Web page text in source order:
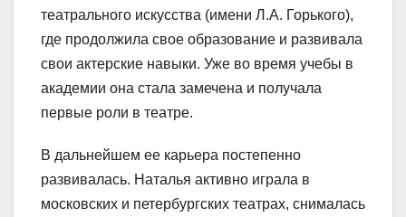
театрального искусства (имени Л.А. Горького),
где продолжила свое образование и развивала
свои актерские навыки. Уже во время учебы в
академии она стала замечена и получала
первые роли в театре.
В дальнейшем ее карьера постепенно
развивалась. Наталья активно играла в
московских и петербургских театрах, снималась